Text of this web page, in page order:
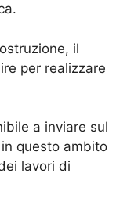
il
per realizzare
a inviare sul
questo ambito
lavori di